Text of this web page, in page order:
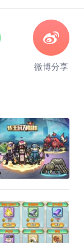
微博分享